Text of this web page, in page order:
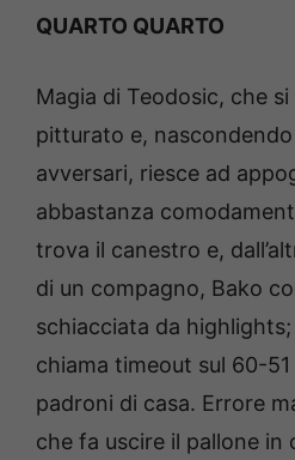
QUARTO QUARTO
Magia di Teodosic, che
pitturato e,
avversari, riesce ad
abbastanza
trova il canestro e,
di un compagno, Bako
schiacciata da
chiama timeout sul 60-
padroni di casa. Errore
che fa uscire il pallone in